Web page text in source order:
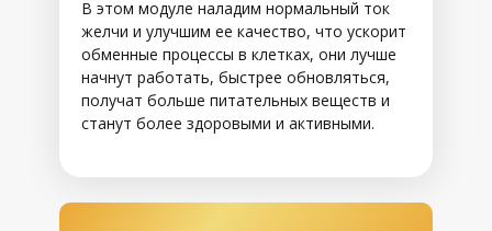
В этом модуле наладим нормальный ток
желчи и улучшим ее качество, что ускорит
обменные процессы в клетках, они лучше
начнут работать, быстрее обновляться,
получат больше питательных веществ и
станут более здоровыми и активными.